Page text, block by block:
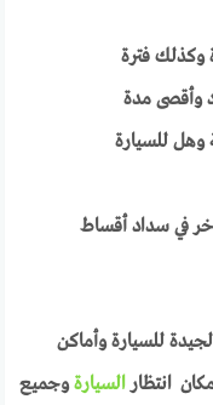
وكذلك فترة
وأقصى مدة
وهل للسيارة
في سداد أقساط
للسيارة وأماكن
انتظارالسيارةوجميع